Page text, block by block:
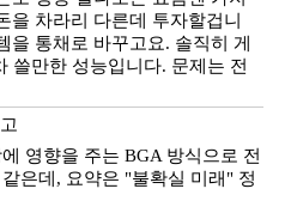
을 차라리 다른데 투자할겁니
을 통채로 바꾸고요. 솔직히 게
쓸만한 성능입니다. 문제는 전
영향을 주는 BGA 방식으로 전
은데, 요약은 "불확실 미래" 정